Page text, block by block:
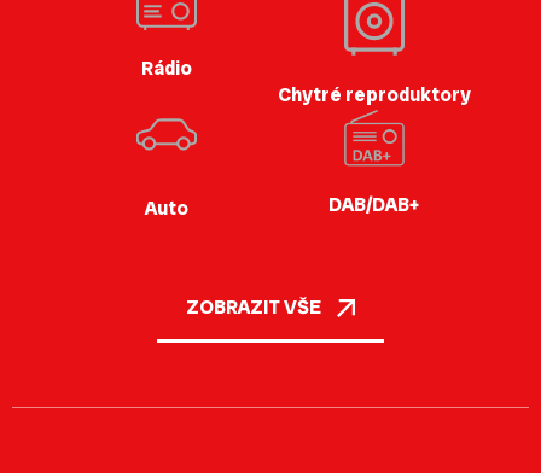
Rádio
Chytré reproduktory
Auto DAB/DAB+
ZOBRAZIT VŠE